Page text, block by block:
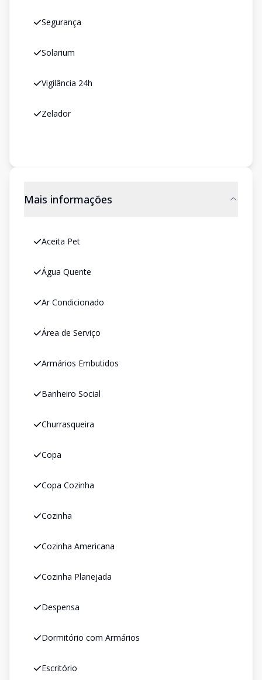
Segurança
Solarium
Vigilância 24h
Zelador
Mais informações
Aceita Pet
Água Quente
Ar Condicionado
Área de Serviço
Armários Embutidos
Banheiro Social
Churrasqueira
Copa
Copa Cozinha
Cozinha
Cozinha Americana
Cozinha Planejada
Despensa
Dormitório com Armários
Escritório